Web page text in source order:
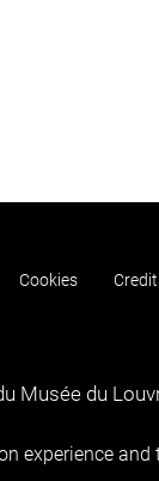
Cookies
experience